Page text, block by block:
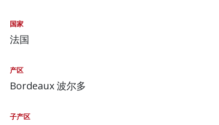
国家
法国
产区
Bordeaux 波尔多
子产区